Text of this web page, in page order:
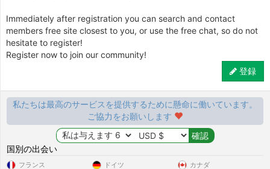
Immediately after registration you can search and contact
members free site closest to you, or use the free chat, so do not
hesitate to register!
Register now to join our community!
登録
私たちは最高のサービスを提供するために懸命に働いています。
ご協力をお願いします
国別の出会い
フランス ドイツ カナダ